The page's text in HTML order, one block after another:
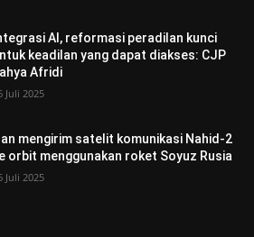
AI, reformasi peradilan kunci
keadilan yang dapat diakses: CJP
Afridi
Juli 2025
mengirim satelit komunikasi Nahid-2
orbit menggunakan roket Soyuz Rusia
Juli 2025